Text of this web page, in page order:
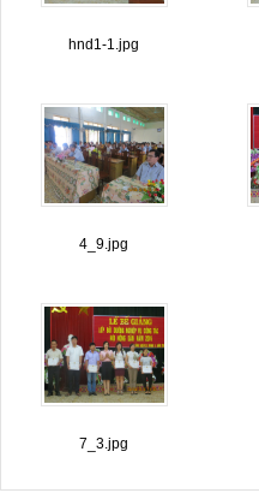
hnd1-1.jpg
4_9.jpg
7_3.jpg